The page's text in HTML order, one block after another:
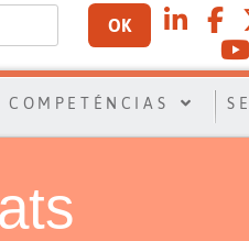
OK
COMPETÉNCIAS